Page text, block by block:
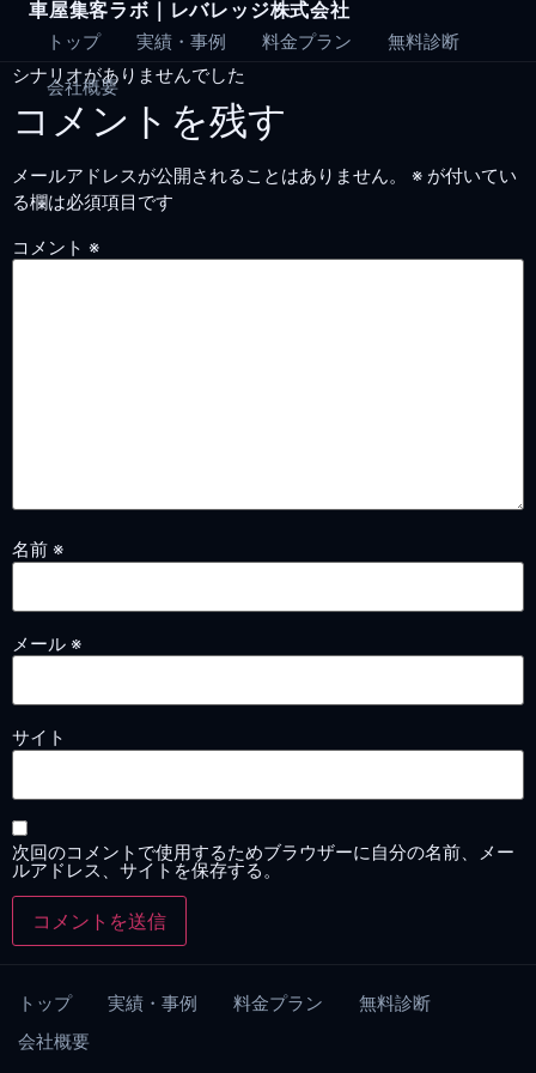
Skip
content
車屋集客ラボ｜レバレッジ株式会社
トップ 実績・事例 料金プラン
無料診断
会社概要
シナリオがありませんでした
コメントを残す
メールアドレスが公開されることはありません。 ※ が付いてい
る欄は必須項目です
コメント ※
名前 ※
メール ※
サイト
次回のコメントで使用するためブラウザーに自分の名前、メー
ルアドレス、サイトを保存する。
トップ 実績・事例 料金プラン
無料診断
会社概要